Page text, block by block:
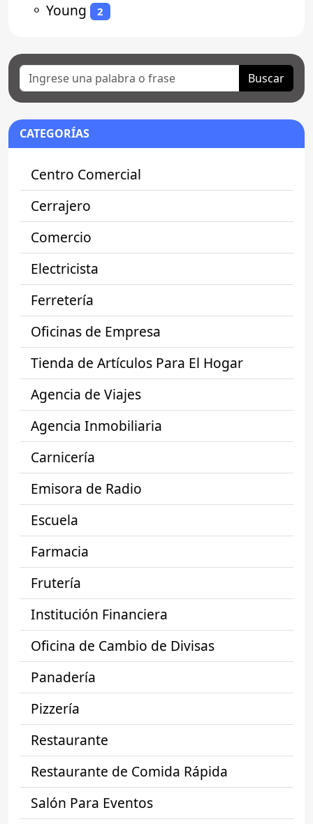
⚬ Young 2
Buscar
CATEGORÍAS
Centro Comercial
Cerrajero
Comercio
Electricista
Ferretería
Oficinas de Empresa
Tienda de Artículos Para El Hogar
Agencia de Viajes
Agencia Inmobiliaria
Carnicería
Emisora de Radio
Escuela
Farmacia
Frutería
Institución Financiera
Oficina de Cambio de Divisas
Panadería
Pizzería
Restaurante
Restaurante de Comida Rápida
Salón Para Eventos